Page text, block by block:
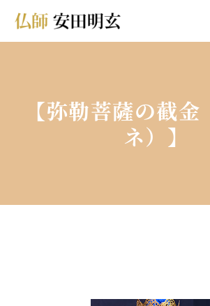
【弥勒菩薩の截金
ネ）】